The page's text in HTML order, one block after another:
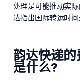
处理是可能推动实
达指出国际转运时间
韵达快递
是什么?